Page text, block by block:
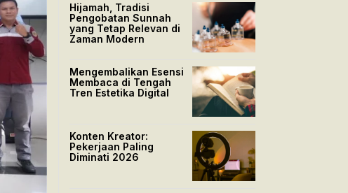
Hijamah, Tradisi
Pengobatan Sunnah
yang Tetap Relevan di
Zaman Modern
Mengembalikan Esensi
Membaca di Tengah
Tren Estetika Digital
Konten Kreator:
Pekerjaan Paling
Diminati 2026